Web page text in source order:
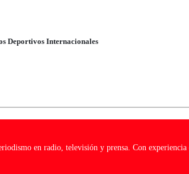
Deportivos Internacionales
en radio, televisión y prensa. Con